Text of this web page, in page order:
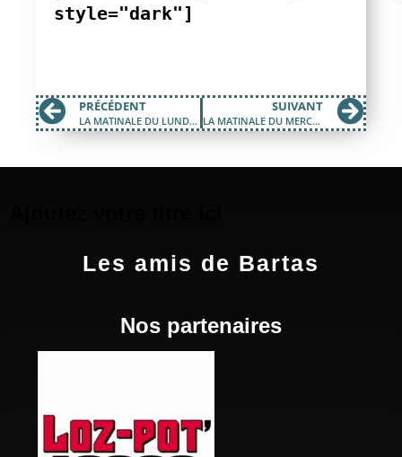
style="dark"]
PRÉCÉDENT
LA MATINALE DU LUNDI 30 MAI 2022
SUIVANT
LA MATINALE DU MERCREDI 25 MAI 2022
Les amis de Bartas
Nos partenaires